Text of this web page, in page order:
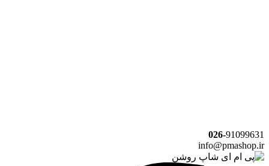
026-91099631
info@pmashop.ir